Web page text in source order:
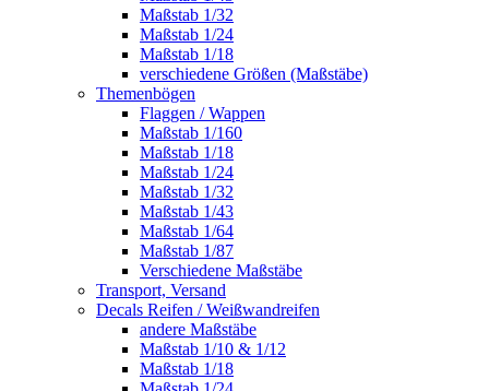
Maßstab 1/32
Maßstab 1/24
Maßstab 1/18
verschiedene Größen (Maßstäbe)
Themenbögen
Flaggen / Wappen
Maßstab 1/160
Maßstab 1/18
Maßstab 1/24
Maßstab 1/32
Maßstab 1/43
Maßstab 1/64
Maßstab 1/87
Verschiedene Maßstäbe
Transport, Versand
Decals Reifen / Weißwandreifen
andere Maßstäbe
Maßstab 1/10 & 1/12
Maßstab 1/18